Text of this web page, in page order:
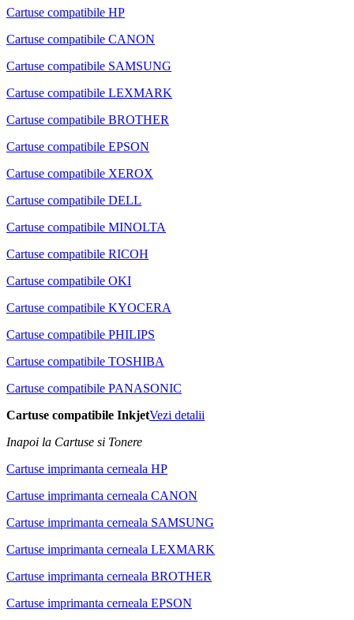
Cartuse compatibile HP
Cartuse compatibile CANON
Cartuse compatibile SAMSUNG
Cartuse compatibile LEXMARK
Cartuse compatibile BROTHER
Cartuse compatibile EPSON
Cartuse compatibile XEROX
Cartuse compatibile DELL
Cartuse compatibile MINOLTA
Cartuse compatibile RICOH
Cartuse compatibile OKI
Cartuse compatibile KYOCERA
Cartuse compatibile PHILIPS
Cartuse compatibile TOSHIBA
Cartuse compatibile PANASONIC
Cartuse compatibile InkjetVezi detalii
Inapoi la Cartuse si Tonere
Cartuse imprimanta cerneala HP
Cartuse imprimanta cerneala CANON
Cartuse imprimanta cerneala SAMSUNG
Cartuse imprimanta cerneala LEXMARK
Cartuse imprimanta cerneala BROTHER
Cartuse imprimanta cerneala EPSON